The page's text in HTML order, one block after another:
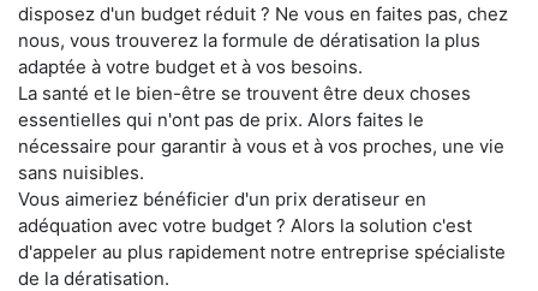
disposez d'un budget réduit ? Ne vous en faites pas, chez
nous, vous trouverez la formule de dératisation la plus
adaptée à votre budget et à vos besoins.
La santé et le bien-être se trouvent être deux choses
essentielles qui n'ont pas de prix. Alors faites le
nécessaire pour garantir à vous et à vos proches, une vie
sans nuisibles.
Vous aimeriez bénéficier d'un prix deratiseur en
adéquation avec votre budget ? Alors la solution c'est
d'appeler au plus rapidement notre entreprise spécialiste
de la dératisation.